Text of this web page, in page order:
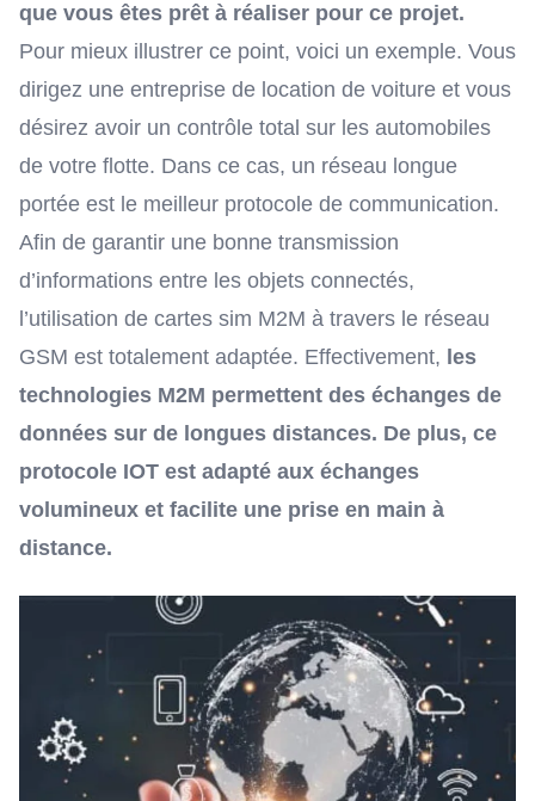
que vous êtes prêt à réaliser pour ce projet.
Pour mieux illustrer ce point, voici un exemple. Vous
dirigez une entreprise de location de voiture et vous
désirez avoir un contrôle total sur les automobiles
de votre flotte. Dans ce cas, un réseau longue
portée est le meilleur protocole de communication.
Afin de garantir une bonne transmission
d’informations entre les objets connectés,
l’utilisation de cartes sim M2M à travers le réseau
GSM est totalement adaptée. Effectivement, les
technologies M2M permettent des échanges de
données sur de longues distances. De plus, ce
protocole IOT est adapté aux échanges
volumineux et facilite une prise en main à
distance.